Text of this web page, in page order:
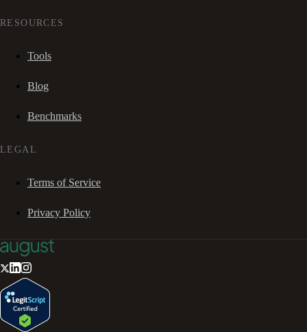
RESOURCES
Tools
Blog
Benchmarks
LEGAL
Terms of Service
Privacy Policy